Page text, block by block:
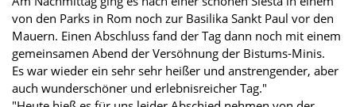
von den Parks in Rom noch zur Basilika Sankt Paul vor den
Mauern. Einen Abschluss fand der Tag dann noch mit einem
gemeinsamen Abend der Versöhnung der Bistums-Minis.
Es war wieder ein sehr sehr heißer und anstrengender, aber
auch wunderschöner und erlebnisreicher Tag."